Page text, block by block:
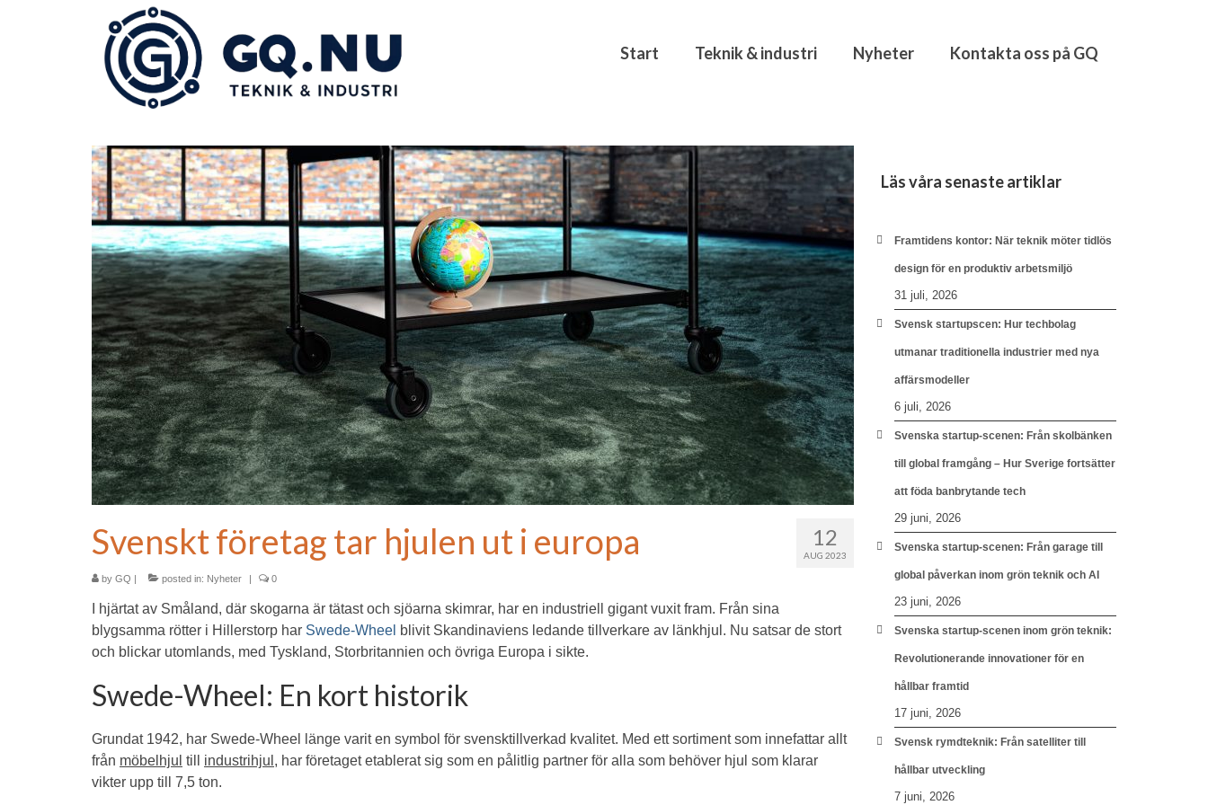
Start Teknik & industri Nyheter Kontakta oss på GQ
12
AUG 2023
Svenskt företag tar hjulen ut i europa
by GQ | posted in: Nyheter | 0
I hjärtat av Småland, där skogarna är tätast och sjöarna skimrar, har en industriell gigant vuxit fram. Från sina
blygsamma rötter i Hillerstorp har Swede-Wheel blivit Skandinaviens ledande tillverkare av länkhjul. Nu satsar de stort
och blickar utomlands, med Tyskland, Storbritannien och övriga Europa i sikte.
Swede-Wheel: En kort historik
Grundat 1942, har Swede-Wheel länge varit en symbol för svensktillverkad kvalitet. Med ett sortiment som innefattar allt
från möbelhjul till industrihjul , har företaget etablerat sig som en pålitlig partner för alla som behöver hjul som klarar
vikter upp till 7,5 ton.
Läs våra senaste artiklar
Framtidens kontor: När teknik möter tidlös
design för en produktiv arbetsmiljö
31 juli, 2026
Svensk startupscen: Hur techbolag
utmanar traditionella industrier med nya
affärsmodeller
6 juli, 2026
Svenska startup-scenen: Från skolbänken
till global framgång – Hur Sverige fortsätter
att föda banbrytande tech
29 juni, 2026
Svenska startup-scenen: Från garage till
global påverkan inom grön teknik och AI
23 juni, 2026
Svenska startup-scenen inom grön teknik:
Revolutionerande innovationer för en
hållbar framtid
17 juni, 2026
Svensk rymdteknik: Från satelliter till
hållbar utveckling
7 juni, 2026